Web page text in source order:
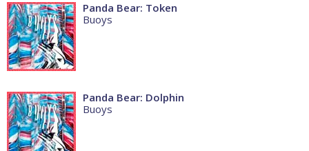
Panda Bear: Token
Buoys
Panda Bear: Dolphin
Buoys